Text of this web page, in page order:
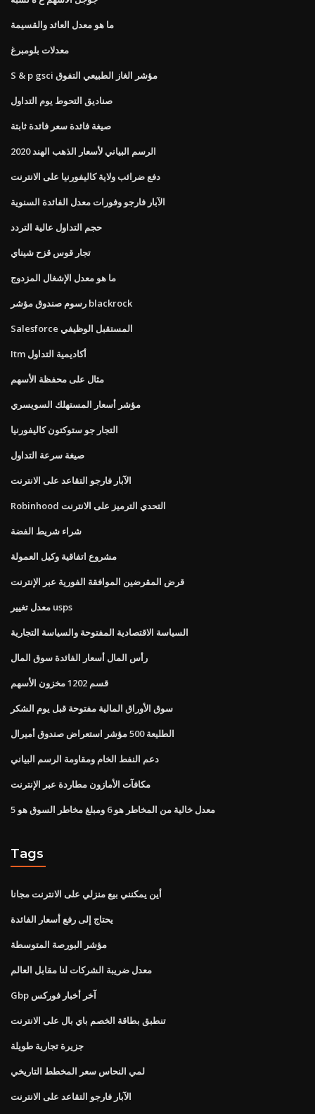
ما هو معدل العائد والقسيمة
معدلات بلومبرغ
S & p gsci مؤشر الغاز الطبيعي التفوق
صناديق التحوط يوم التداول
صيغة فائدة سعر فائدة ثابتة
الرسم البياني لأسعار الذهب الهند 2020
دفع ضرائب ولاية كاليفورنيا على الانترنت
الآبار فارجو وفورات معدل الفائدة السنوية
حجم التداول عالية التردد
تجار قوس قزح شيناي
ما هو معدل الإشغال المزدوج
رسوم صندوق مؤشر blackrock
Salesforce المستقبل الوظيفي
Itm أكاديمية التداول
مثال على محفظة الأسهم
مؤشر أسعار المستهلك السويسري
التجار جو ستوكتون كاليفورنيا
صيغة سرعة التداول
الآبار فارجو التقاعد على الانترنت
Robinhood التحدي الترميز على الانترنت
شراء شريط الفضة
مشروع اتفاقية وكيل العمولة
قرض المقرضين الموافقة الفورية عبر الإنترنت
معدل تغيير usps
السياسة الاقتصادية المفتوحة والسياسة التجارية
رأس المال أسعار الفائدة سوق المال
قسم 1202 مخزون الأسهم
سوق الأوراق المالية مفتوحة قبل يوم الشكر
الطليعة 500 مؤشر استعراض صندوق أميرال
دعم النفط الخام ومقاومة الرسم البياني
مكافآت الأمازون مطاردة عبر الإنترنت
معدل خالية من المخاطر هو 6 ومبلغ مخاطر السوق هو 5
Tags
أين يمكنني بيع منزلي على الانترنت مجانا
يحتاج إلى رفع أسعار الفائدة
مؤشر البورصة المتوسطة
معدل ضريبة الشركات لنا مقابل العالم
Gbp آخر أخبار فوركس
تنطبق بطاقة الخصم باي بال على الانترنت
جزيرة تجارية طويلة
لمي النحاس سعر المخطط التاريخي
الآبار فارجو التقاعد على الانترنت